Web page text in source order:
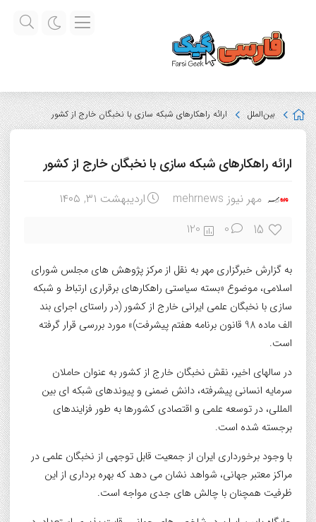
بین‌الملل ارائه راهکارهای شبکه سازی با نخبگان خارج از کشور
ارائه راهکارهای شبکه سازی با نخبگان خارج از کشور
مهر نیوز mehrnews اردیبهشت ۳۱, ۱۴۰۵
15
0
120
به گزارش خبرگزاری مهر به نقل از مرکز پژوهش های مجلس شورای
اسلامی، موضوع «بسته سیاستی راهکارهای برقراری ارتباط و شبکه
سازی با نخبگان علمی ایرانی خارج از کشور (در راستای اجرای بند
الف ماده 98 قانون برنامه هفتم پیشرفت)» مورد بررسی قرار گرفته
است.
در سالهای اخیر، نقش نخبگان خارج از کشور به عنوان حاملان
سرمایه انسانی پیشرفته، دانش ضمنی و پیوندهای شبکه ای بین
المللی، در توسعه علمی و اقتصادی کشورها به طور فزایندهای
برجسته شده است.
با وجود برخورداری ایران از جمعیت قابل توجهی از نخبگان علمی در
مراکز معتبر جهانی، شواهد نشان می دهد که بهره برداری از این
ظرفیت همچنان با چالش های جدی مواجه است.